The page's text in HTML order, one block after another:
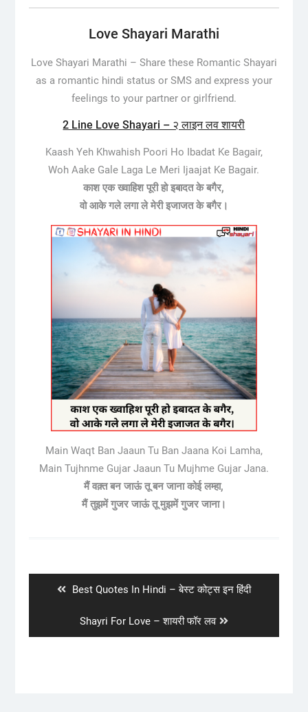
Love Shayari Marathi
Love Shayari Marathi – Share these Romantic Shayari
as a romantic hindi status or SMS and express your
feelings to your partner or girlfriend.
2 Line Love Shayari – २ लाइन लव शायरी
Kaash Yeh Khwahish Poori Ho Ibadat Ke Bagair,
Woh Aake Gale Laga Le Meri Ijaajat Ke Bagair.
काश एक ख्वाहिश पूरी हो इबादत के बगैर,
वो आके गले लगा ले मेरी इजाजत के बगैर।
Main Waqt Ban Jaaun Tu Ban Jaana Koi Lamha,
Main Tujhnme Gujar Jaaun Tu Mujhme Gujar Jana.
मैं वक़्त बन जाऊं तू बन जाना कोई लम्हा,
मैं तुझमें गुजर जाऊं तू मुझमें गुजर जाना।
Previous
Best Quotes In Hindi – बेस्ट कोट्स इन हिंदी
Next
post:
Shayri For Love – शायरी फॉर लव